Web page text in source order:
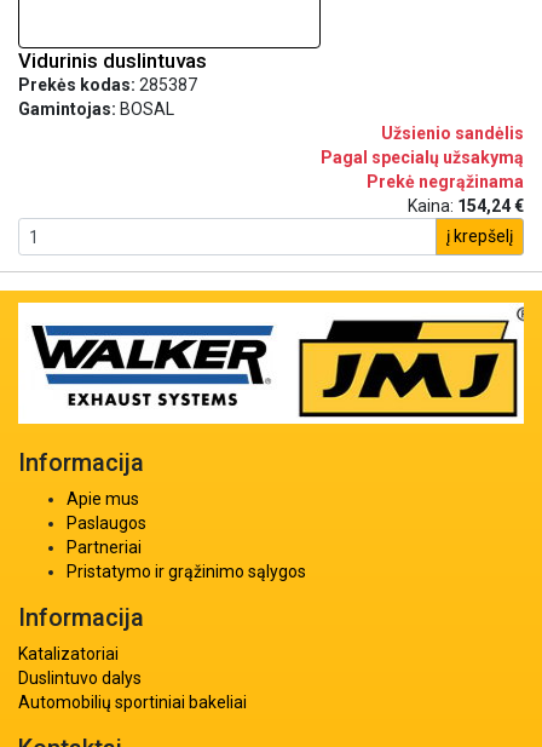
Vidurinis duslintuvas
Prekės kodas: 285387
Gamintojas: BOSAL
Užsienio sandėlis
Pagal specialų užsakymą
Prekė negrąžinama
Kaina: 154,24 €
į krepšelį
Informacija
Apie mus
Paslaugos
Partneriai
Pristatymo ir grąžinimo sąlygos
Informacija
Katalizatoriai
Duslintuvo dalys
Automobilių sportiniai bakeliai